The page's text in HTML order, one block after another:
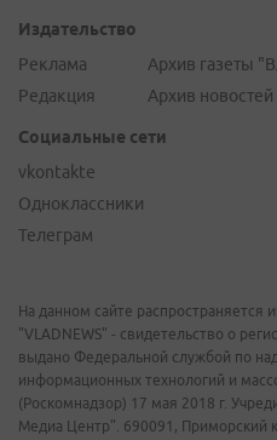
Издательство
Реклама
Редакция
Архив газеты
Архив новостей
Социальные сети
vkontakte
Одноклассники
Телеграм
На данном сайте распространяется
"VLADNEWS" - свидетельство о
выдано Федеральной службой по
информационных технологий и
(Роскомнадзор) 17 мая 2018 г.
Медиа Центр". 690091, Приморский